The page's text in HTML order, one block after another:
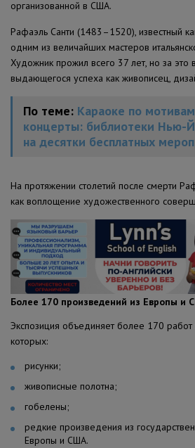
организованной в США.
Рафаэль Санти (1483–1520), известный
одним из величайших мастеров
Художник прожил всего 37 лет, но за это
выдающегося успеха как живописец,
По теме: Караоке по мотивам
концерты: библиотеки Нью-
на десятки бесплатных
На протяжении столетий после смерти
как воплощение художественного
Более 170 произведений из Европы и
Экспозиция объединяет более 170 работ
которых:
рисунки;
живописные полотна;
гобелены;
редкие произведения из
Европы и США.